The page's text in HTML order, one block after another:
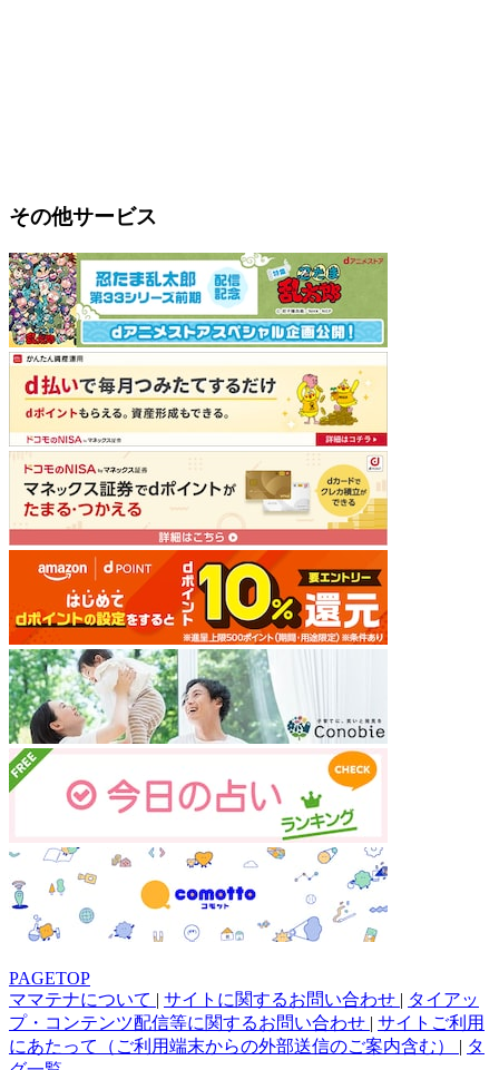
その他サービス
PAGETOP
ママテナについて | サイトに関するお問い合わせ | タイアッ
プ・コンテンツ配信等に関するお問い合わせ | サイトご利用
にあたって（ご利用端末からの外部送信のご案内含む） | タ